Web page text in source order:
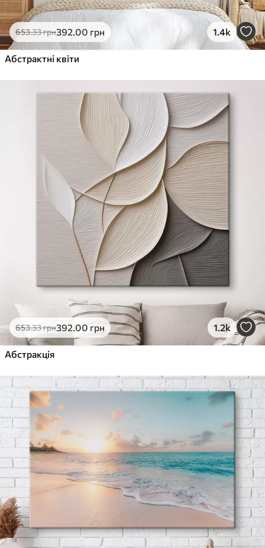
653.33грн392.00 грн 1.4k
Абстрактні квіти
653.33грн392.00 грн 1.2k
Абстракція